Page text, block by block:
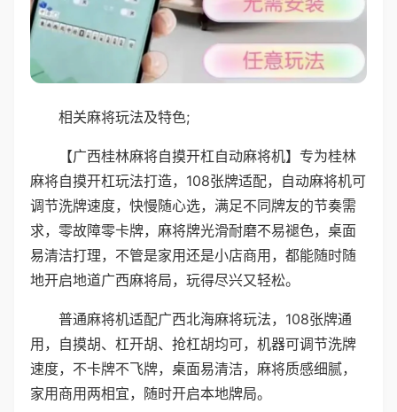
相关麻将玩法及特色;
【广西桂林麻将自摸开杠自动麻将机】专为桂林
麻将自摸开杠玩法打造，108张牌适配，自动麻将机可
调节洗牌速度，快慢随心选，满足不同牌友的节奏需
求，零故障零卡牌，麻将牌光滑耐磨不易褪色，桌面
易清洁打理，不管是家用还是小店商用，都能随时随
地开启地道广西麻将局，玩得尽兴又轻松。
普通麻将机适配广西北海麻将玩法，108张牌通
用，自摸胡、杠开胡、抢杠胡均可，机器可调节洗牌
速度，不卡牌不飞牌，桌面易清洁，麻将质感细腻，
家用商用两相宜，随时开启本地牌局。